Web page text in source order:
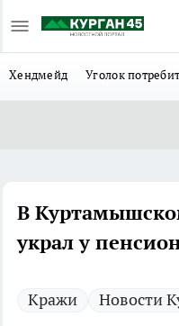
Хендмейд Уголок
В
украл у
Кражи Новости